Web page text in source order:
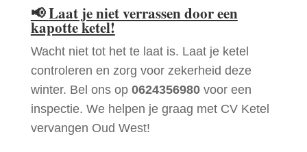
📢Laat je niet verrassen door een
kapotte ketel!
Wacht niet tot het te laat is. Laat je ketel
controleren en zorg voor zekerheid deze
winter. Bel ons op 0624356980voor een
inspectie. We helpen je graag met CV Ketel
vervangen Oud West!